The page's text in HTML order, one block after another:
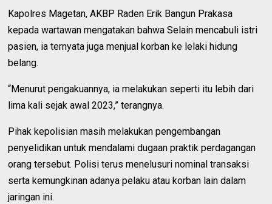
Kapolres Magetan, AKBP Raden Erik Bangun Prakasa
kepada wartawan mengatakan bahwa Selain mencabuli istri
pasien, ia ternyata juga menjual korban ke lelaki hidung
belang.
“Menurut pengakuannya, ia melakukan seperti itu lebih dari
lima kali sejak awal 2023,” terangnya.
Pihak kepolisian masih melakukan pengembangan
penyelidikan untuk mendalami dugaan praktik perdagangan
orang tersebut. Polisi terus menelusuri nominal transaksi
serta kemungkinan adanya pelaku atau korban lain dalam
jaringan ini.